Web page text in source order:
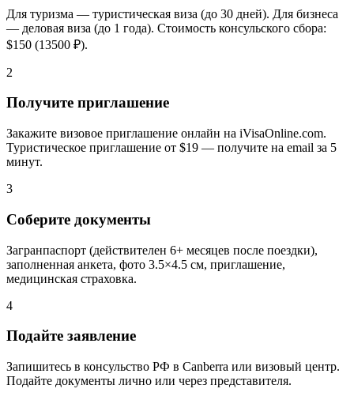
Для туризма — туристическая виза (до 30 дней). Для бизнеса
— деловая виза (до 1 года). Стоимость консульского сбора:
$150 (13500 ₽).
2
Получите приглашение
Закажите визовое приглашение онлайн на iVisaOnline.com.
Туристическое приглашение от $19 — получите на email за 5
минут.
3
Соберите документы
Загранпаспорт (действителен 6+ месяцев после поездки),
заполненная анкета, фото 3.5×4.5 см, приглашение,
медицинская страховка.
4
Подайте заявление
Запишитесь в консульство РФ в Canberra или визовый центр.
Подайте документы лично или через представителя.